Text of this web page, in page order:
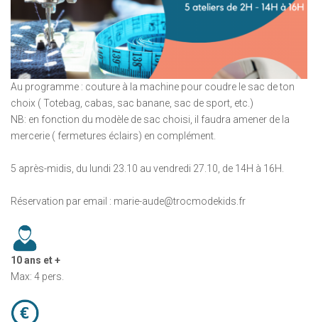
Au programme : couture à la machine pour coudre le sac de ton
choix ( Totebag, cabas, sac banane, sac de sport, etc.)
NB: en fonction du modèle de sac choisi, il faudra amener de la
mercerie ( fermetures éclairs) en complément.
5 après-midis, du lundi 23.10 au vendredi 27.10, de 14H à 16H.
Réservation par email : marie-aude@trocmodekids.fr
10 ans et +
Max: 4 pers.